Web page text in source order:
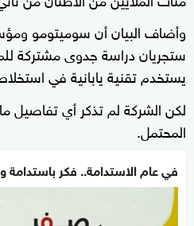
وأضاف البيان أن سوميتومو
ستجريان دراسة جدوى مشتركة
يستخدم تقنية يابانية في
لكن الشركة لم تذكر أي تفاصيل
المحتمل.
في عام الاستدامة.. فكر